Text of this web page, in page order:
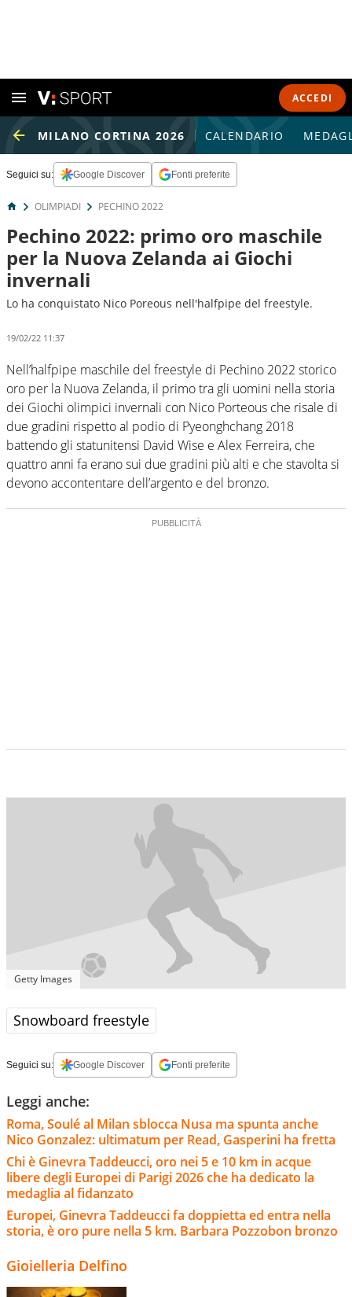
ACCEDI
MILANO CORTINA 2026 CALENDARIO
Seguici su: Google Discover Fonti preferite
OLIMPIADI PECHINO 2022
Pechino 2022: primo oro maschile
per la Nuova Zelanda ai Giochi
invernali
Lo ha conquistato Nico Poreous nell'halfpipe del freestyle.
19/02/22 11:37
Nell’halfpipe maschile del freestyle di Pechino 2022 storico
oro per la Nuova Zelanda, il primo tra gli uomini nella storia
dei Giochi olimpici invernali con Nico Porteous che risale di
due gradini rispetto al podio di Pyeonghchang 2018
battendo gli statunitensi David Wise e Alex Ferreira, che
quattro anni fa erano sui due gradini più alti e che stavolta si
devono accontentare dell’argento e del bronzo.
Getty Images
Snowboard freestyle
Seguici su: Google Discover Fonti preferite
Leggi anche:
Roma, Soulé al Milan sblocca Nusa ma spunta anche
Nico Gonzalez: ultimatum per Read, Gasperini ha fretta
Chi è Ginevra Taddeucci, oro nei 5 e 10 km in acque
libere degli Europei di Parigi 2026 che ha dedicato la
medaglia al fidanzato
Europei, Ginevra Taddeucci fa doppietta ed entra nella
storia, è oro pure nella 5 km. Barbara Pozzobon bronzo
Gioielleria Delfino